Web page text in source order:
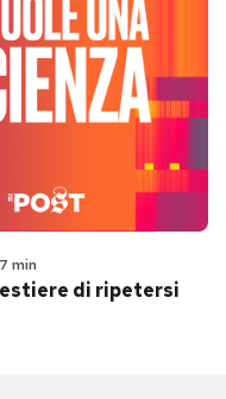
min
di ripetersi